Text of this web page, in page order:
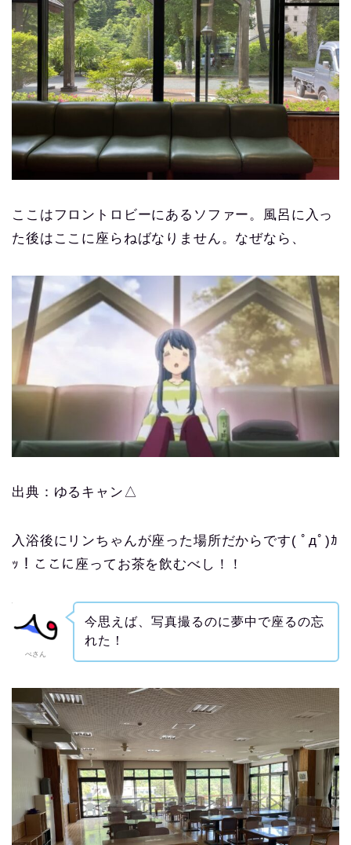
ここはフロントロビーにあるソファー。風呂に入っ
た後はここに座らねばなりません。なぜなら、
出典：ゆるキャン△
入浴後にリンちゃんが座った場所だからです( ﾟдﾟ)ｶ
ｯ！ここに座ってお茶を飲むべし！！
ぺさん
今思えば、写真撮るのに夢中で座るの忘
れた！